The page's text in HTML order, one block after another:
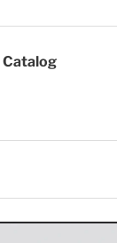
Catalog